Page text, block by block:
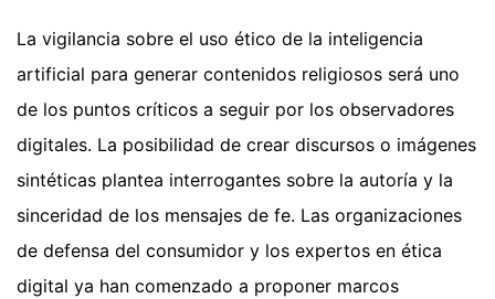
La vigilancia sobre el uso ético de la inteligencia
artificial para generar contenidos religiosos será uno
de los puntos críticos a seguir por los observadores
digitales. La posibilidad de crear discursos o imágenes
sintéticas plantea interrogantes sobre la autoría y la
sinceridad de los mensajes de fe. Las organizaciones
de defensa del consumidor y los expertos en ética
digital ya han comenzado a proponer marcos